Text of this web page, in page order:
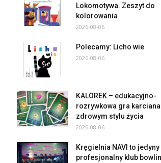
Lokomotywa. Zeszyt do
kolorowania
2026-08-06
Polecamy: Licho wie
2026-08-06
KALOREK – edukacyjno-
rozrywkowa gra
zdrowym stylu życia
2026-08-06
Kręgielnia NAVI to jedyny
profesjonalny klub